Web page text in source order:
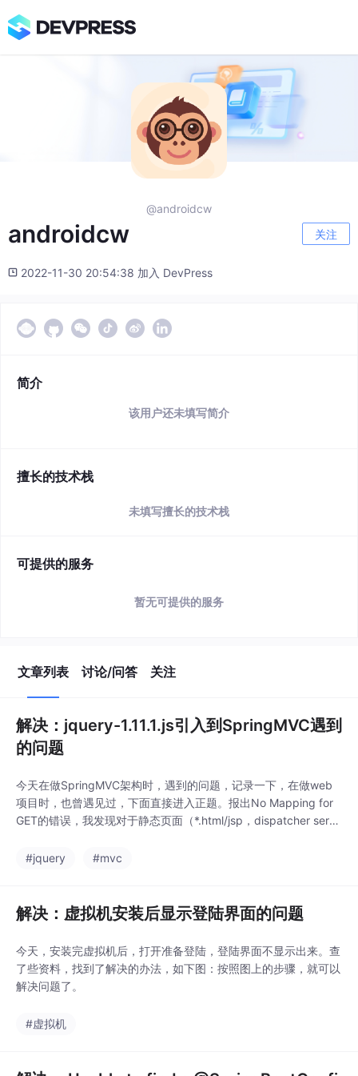
@androidcw
androidcw 关注
2022-11-30 20:54:38 加入 DevPress
简介
该用户还未填写简介
擅长的技术栈
未填写擅长的技术栈
可提供的服务
暂无可提供的服务
文章列表 讨论/问答 关注
解决：jquery-1.11.1.js引入到SpringMVC遇到
的问题
今天在做SpringMVC架构时，遇到的问题，记录一下，在做web
项目时，也曾遇见过，下面直接进入正题。报出No Mapping for
GET的错误，我发现对于静态页面（*.html/jsp，dispatcher servl
找SpringMVC 配置，结果发现静态资源里没引入jquery,导致一直
#jquery #mvc
解决：虚拟机安装后显示登陆界面的问题
今天，安装完虚拟机后，打开准备登陆，登陆界面不显示出来。查
了些资料，找到了解决的办法，如下图：按照图上的步骤，就可以
解决问题了。
#虚拟机